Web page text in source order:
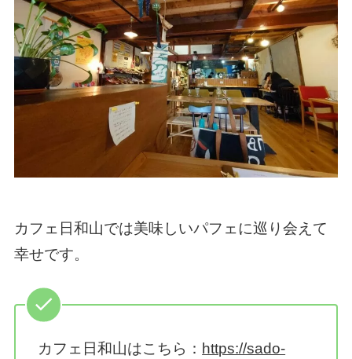
カフェ日和山では美味しいパフェに巡り会えて
幸せです。
カフェ日和山はこちら： https://sado-